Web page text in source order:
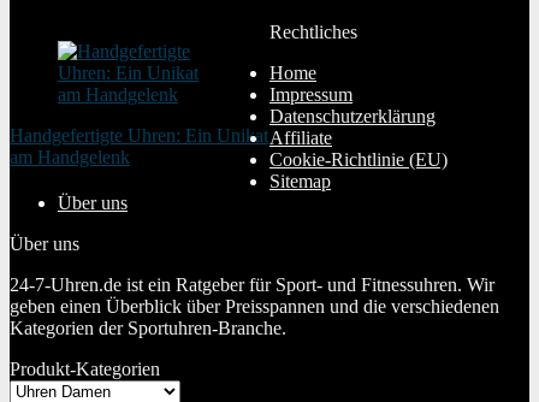
Handgefertigte Uhren: Ein Unikat
am Handgelenk
Rechtliches
Home
Impressum
Datenschutzerklärung
Affiliate
Cookie-Richtlinie (EU)
Sitemap
Über uns
Über uns
24-7-Uhren.de ist ein Ratgeber für Sport- und Fitnessuhren. Wir
geben einen Überblick über Preisspannen und die verschiedenen
Kategorien der Sportuhren-Branche.
Produkt-Kategorien